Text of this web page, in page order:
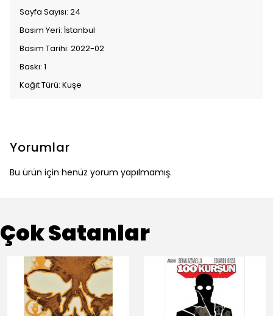
Sayfa Sayısı: 24
Basım Yeri: İstanbul
Basım Tarihi: 2022-02
Baskı: 1
Kağıt Türü: Kuşe
Yorumlar
Bu ürün için henüz yorum yapılmamış.
Çok Satanlar